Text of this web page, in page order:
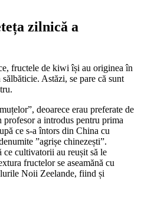
zilnică a
fructele de kiwi își au originea în
Astăzi, se pare că sunt
deoarece erau preferate de
a introdus pentru prima
ce s-a întors din China cu
”agrișe chinezești”.
ce cultivatorii au reușit să le
fructelor se aseamănă cu
Noii Zeelande, fiind și